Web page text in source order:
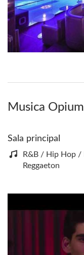
Musica
Sala principal
R&B / Hip Hop /
Reggaeton